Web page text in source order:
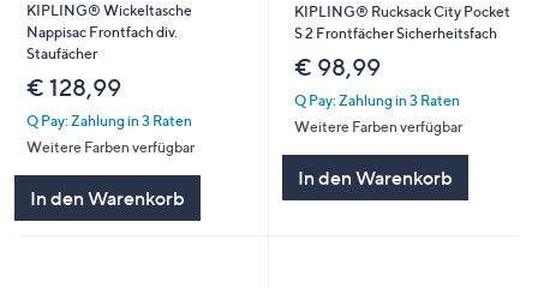
KIPLING® Wickeltasche
Nappisac Frontfach div.
Staufächer
€ 128,99
Q Pay: Zahlung in 3 Raten
Weitere Farben verfügbar
In den Warenkorb
KIPLING® Rucksack City Pocket
S 2 Frontfächer Sicherheitsfach
€ 98,99
Q Pay: Zahlung in 3 Raten
Weitere Farben verfügbar
In den Warenkorb